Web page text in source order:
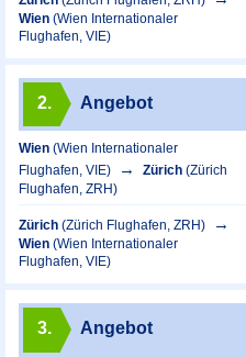
Wien (Wien Internationaler
Flughafen, VIE)
2. Angebot
Wien (Wien Internationaler
Flughafen, VIE)
Zürich (Zürich
Flughafen, ZRH)
Zürich (Zürich Flughafen, ZRH)
Wien (Wien Internationaler
Flughafen, VIE)
3. Angebot